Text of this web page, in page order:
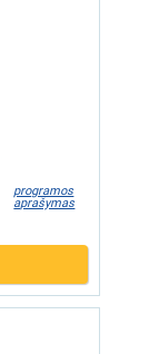
programos
aprašymas